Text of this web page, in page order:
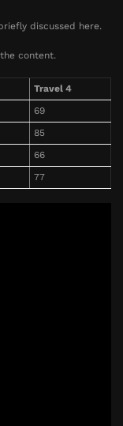
discussed here.
content.
Travel 4
69
85
66
77